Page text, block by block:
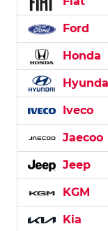
Ford
Honda
Iveco
Jaecoo
Jeep
KGM
Kia